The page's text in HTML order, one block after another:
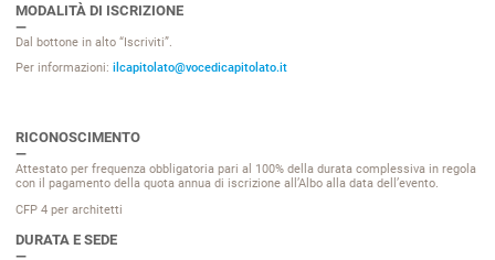
MODALITÀ DI ISCRIZIONE
Dal bottone in alto “Iscriviti”.
Per informazioni: ilcapitolato@vocedicapitolato.it
RICONOSCIMENTO
Attestato per frequenza obbligatoria pari al 100% della durata complessiva in regola
con il pagamento della quota annua di iscrizione all’Albo alla data dell’evento.
CFP 4 per architetti
DURATA E SEDE